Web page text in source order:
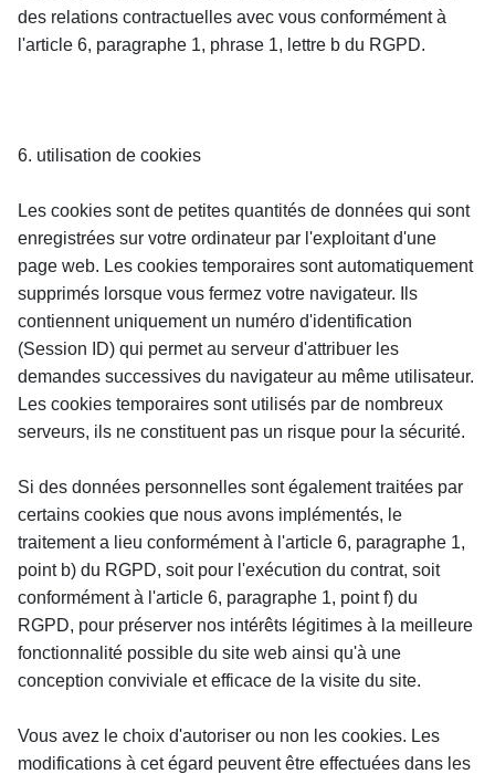
des relations contractuelles avec vous conformément à
l'article 6, paragraphe 1, phrase 1, lettre b du RGPD.
6. utilisation de cookies
Les cookies sont de petites quantités de données qui sont
enregistrées sur votre ordinateur par l'exploitant d'une
page web. Les cookies temporaires sont automatiquement
supprimés lorsque vous fermez votre navigateur. Ils
contiennent uniquement un numéro d'identification
(Session ID) qui permet au serveur d'attribuer les
demandes successives du navigateur au même utilisateur.
Les cookies temporaires sont utilisés par de nombreux
serveurs, ils ne constituent pas un risque pour la sécurité.
Si des données personnelles sont également traitées par
certains cookies que nous avons implémentés, le
traitement a lieu conformément à l'article 6, paragraphe 1,
point b) du RGPD, soit pour l'exécution du contrat, soit
conformément à l'article 6, paragraphe 1, point f) du
RGPD, pour préserver nos intérêts légitimes à la meilleure
fonctionnalité possible du site web ainsi qu'à une
conception conviviale et efficace de la visite du site.
Vous avez le choix d'autoriser ou non les cookies. Les
modifications à cet égard peuvent être effectuées dans les